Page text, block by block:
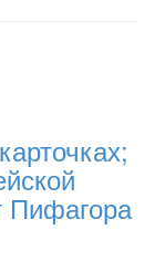
Пифагора